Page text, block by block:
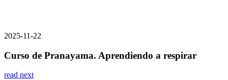
2025-11-22
Curso de Pranayama. Aprendiendo a respirar
read next